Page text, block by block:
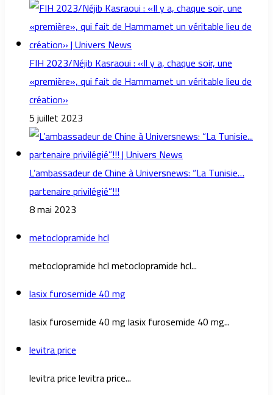
FIH 2023/Néjib Kasraoui : «Il y a, chaque soir, une
«première», qui fait de Hammamet un véritable lieu de
création»
5 juillet 2023
L’ambassadeur de Chine à Universnews: “La Tunisie…
partenaire privilégié”!!!
8 mai 2023
metoclopramide hcl
metoclopramide hcl metoclopramide hcl...
lasix furosemide 40 mg
lasix furosemide 40 mg lasix furosemide 40 mg...
levitra price
levitra price levitra price...